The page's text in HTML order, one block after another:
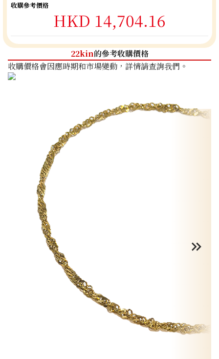
收購參考價格
HKD 14,704.16
22kin的參考收購價格
收購價格會因應時期和市場變動，詳情請查詢我們。